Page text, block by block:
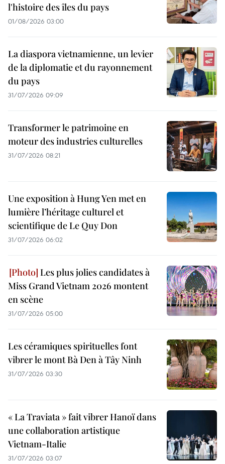
l'histoire des îles du pays
01/08/2026 03:00
La diaspora vietnamienne, un levier
de la diplomatie et du rayonnement
du pays
31/07/2026 09:09
Transformer le patrimoine en
moteur des industries culturelles
31/07/2026 08:21
Une exposition à Hung Yen met en
lumière l’héritage culturel et
scientifique de Le Quy Don
31/07/2026 06:02
Les plus jolies candidates à
Miss Grand Vietnam 2026 montent
en scène
31/07/2026 05:00
Les céramiques spirituelles font
vibrer le mont Bà Den à Tây Ninh
31/07/2026 03:30
« La Traviata » fait vibrer Hanoï dans
une collaboration artistique
Vietnam-Italie
31/07/2026 03:07